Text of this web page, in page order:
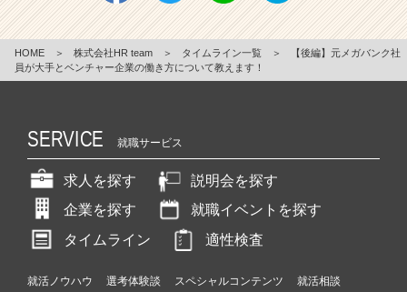
HOME ＞ 株式会社HR team ＞ タイムライン一覧 ＞
【後編】元メガバンク社
員が大手とベンチャー企業の働き方について教えます！
SERVICE 就職サービス
求人を探す
説明会を探す
企業を探す
就職イベントを探す
タイムライン
適性検査
就活ノウハウ 選考体験談 スペシャルコンテンツ
就活相談